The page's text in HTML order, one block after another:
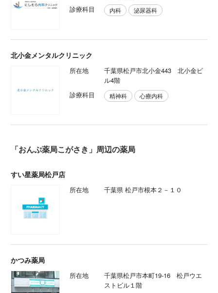
診療科目
内科 泌尿器科
北小金メンタルクリニック
所在地
千葉県松戸市北小金443 北小金ビ
ル4階
診療科目
精神科 心療内科
「おんぷ薬局こがさき」周辺の薬局
すい星薬局松戸店
所在地 千葉県 松戸市根本２－１０
かつみ薬局
所在地
千葉県松戸市本町19-16 松戸ウエ
ストビル１階